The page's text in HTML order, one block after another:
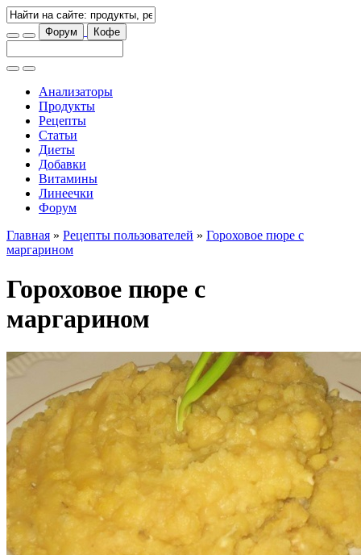
Форум Кофе
Анализаторы
Продукты
Рецепты
Статьи
Диеты
Добавки
Витамины
Линеечки
Форум
Главная » Рецепты пользователей » Гороховое пюре с
маргарином
Гороховое пюре с
маргарином